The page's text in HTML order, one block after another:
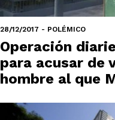
28/12/2017 - POLÉMICO
Operación
para acusar de
hombre al que